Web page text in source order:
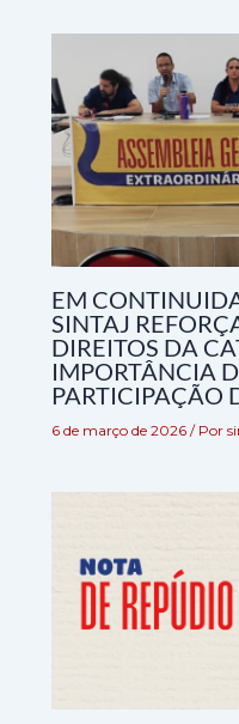
EM
SINTAJ
DIREITOS DA
IMPORTÂNCIA
PARTICIPAÇÃO
6 de março de 2026 / Por